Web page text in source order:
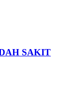
SAKIT